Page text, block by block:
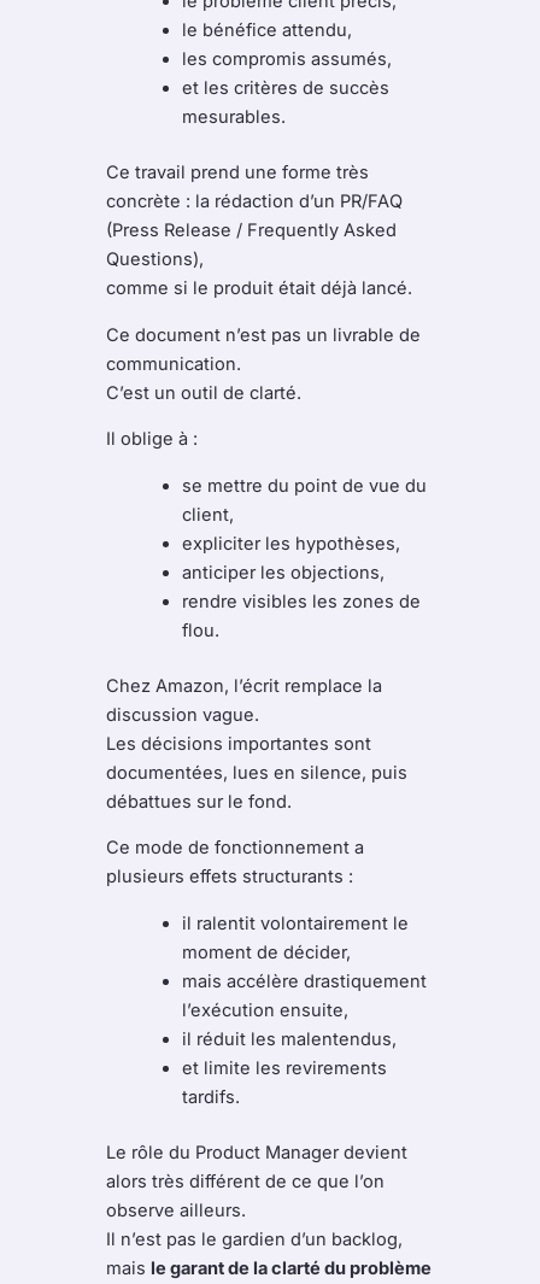
le bénéfice attendu,
les compromis assumés,
et les critères de succès
mesurables.
Ce travail prend une forme très
concrète : la rédaction d’un PR/FAQ
(Press Release / Frequently Asked
Questions),
comme si le produit était déjà lancé.
Ce document n’est pas un livrable de
communication.
C’est un outil de clarté.
Il oblige à :
se mettre du point de vue du
client,
expliciter les hypothèses,
anticiper les objections,
rendre visibles les zones de
flou.
Chez Amazon, l’écrit remplace la
discussion vague.
Les décisions importantes sont
documentées, lues en silence, puis
débattues sur le fond.
Ce mode de fonctionnement a
plusieurs effets structurants :
il ralentit volontairement le
moment de décider,
mais accélère drastiquement
l’exécution ensuite,
il réduit les malentendus,
et limite les revirements
tardifs.
Le rôle du Product Manager devient
alors très différent de ce que l’on
observe ailleurs.
Il n’est pas le gardien d’un backlog,
mais le garant de la clarté du problème